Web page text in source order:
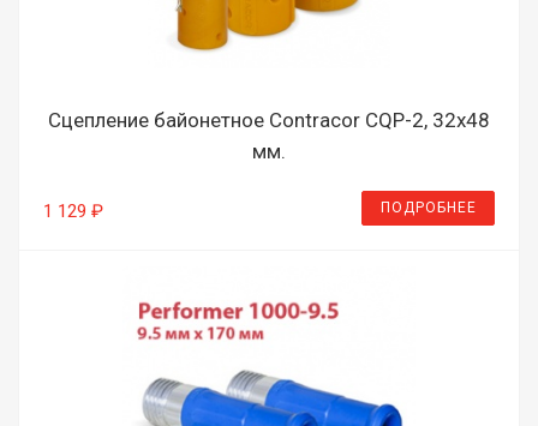
Сцепление байонетное Contracor CQP-2, 32х48
мм.
1 129 ₽ ПОДРОБНЕЕ